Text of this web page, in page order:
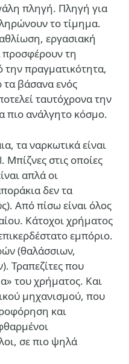
πληγή. Πληγή για
το τίμημα.
εργασιακή
προσφέρουν τη
πραγματικότητα,
τα βάσανα ενός
ταυτόχρονα την
πιο ανάλγητο κόσμο.
τα ναρκωτικά είναι
στις οποίες
απλά οι
δεν τα
Από πίσω είναι όλος
Κάτοχοι χρήματος
εμπόριο.
(θαλάσσιων,
Τραπεζίτες που
του χρήματος. Και
μηχανισμού, που
και
σε πιο ψηλά